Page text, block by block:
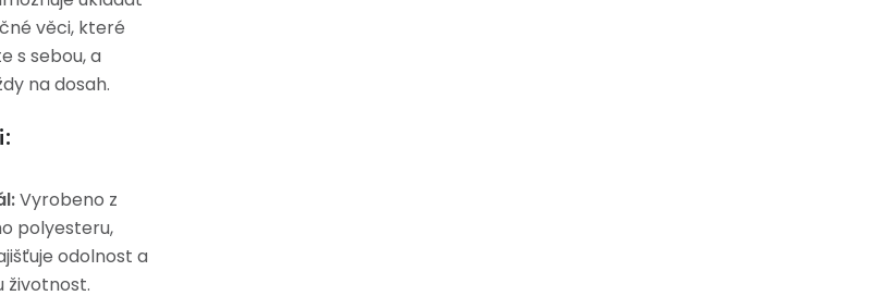
věci, které
s sebou, a
na dosah.
Vyrobeno z
polyesteru,
odolnost a
životnost.